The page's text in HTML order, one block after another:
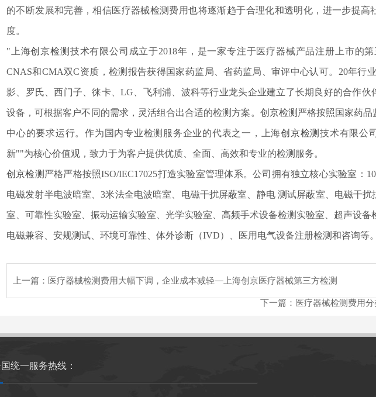
的不断发展和完善，相信医疗器械检测费用也将逐渐趋于合理化和透明化，进一步提高
度。
"上海创京检测 技术有限公司成立于2018年，是一家专注于医疗器械产品注册上市的
CNAS和CMA双C资质，检测报告获得国家药监局、省药监局、审评中心认可。20年行
影、罗氏、西门子、徕卡、LG、飞利浦、波科等行业龙头企业建立了长期良好的合作伙
设备，可根据客户不同的需求，灵活组合出合适的检测方案。 创京检测 严格按照国家药
中心的要求运行。作为国内专业检测服务企业的代表之一，上海创京检测技术有限公
新""为核心价值观，致力于为客户提供优质、全面、高效和专业的检测服务。
创京检测 严格严格按照ISO/IEC17025打造实验室管理体系。公司拥有独立核心实验室：
电磁发射半电波暗室、3米法全电波暗室、电磁干扰屏蔽室、静电 测试屏蔽室、电磁干
室、可靠性实验室、振动运输实验室、光学实验室、高频手术设备检测实验室、超声设备
电磁兼容、安规测试、环境可靠性、体外诊断（IVD）、医用电气设备注册检测和咨询等
上一篇： 医疗器械检测费用大幅下调，企业成本减轻—上海创京医疗器械第三方检测
下一篇： 医疗器械检测费用
统一服务热线：